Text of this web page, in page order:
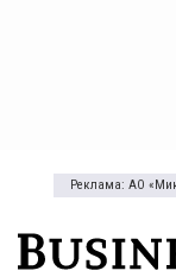
Реклама: АО